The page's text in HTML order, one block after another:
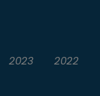
2023 2022